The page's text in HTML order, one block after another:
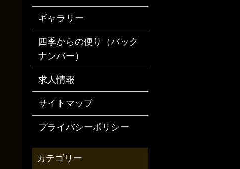
ギャラリー
四季からの便り（バック
ナンバー）
求人情報
サイトマップ
プライバシーポリシー